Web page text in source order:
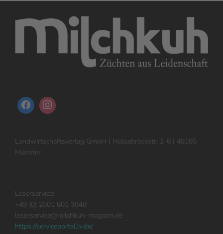
Landwirtschaftsverlag GmbH | Hülsebrockstr. 2-8 | 48165
Münster
Leserservice:
+49 (0) 2501 801 3040
leserservice@milchkuh-magazin.de
https://serviceportal.lv.de/